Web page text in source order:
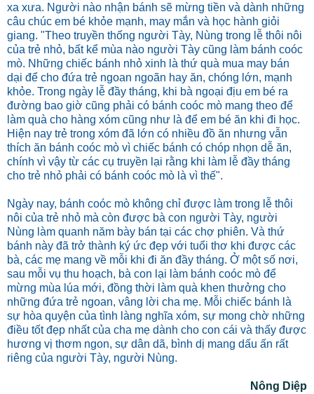
xa xưa. Người nào nhận bánh sẽ mừng tiền và dành những
câu chúc em bé khỏe mạnh, may mắn và học hành giỏi
giang. "Theo truyền thống người Tày, Nùng trong lễ thôi nôi
của trẻ nhỏ, bất kể mùa nào người Tày cũng làm bánh coóc
mò. Những chiếc bánh nhỏ xinh là thứ quà mua may bán
dại để cho đứa trẻ ngoan ngoãn hay ăn, chóng lớn, mạnh
khỏe. Trong ngày lễ đầy tháng, khi bà ngoại địu em bé ra
đường bao giờ cũng phải có bánh coóc mò mang theo để
làm quà cho hàng xóm cũng như là để em bé ăn khi đi học.
Hiện nay trẻ trong xóm đã lớn có nhiều đồ ăn nhưng vẫn
thích ăn bánh coóc mò vì chiếc bánh có chóp nhọn dễ ăn,
chính vì vậy từ các cụ truyền lại rằng khi làm lễ đầy tháng
cho trẻ nhỏ phải có bánh coóc mò là vì thế".
Ngày nay, bánh coóc mò không chỉ được làm trong lễ thôi
nôi của trẻ nhỏ mà còn được bà con người Tày, người
Nùng làm quanh năm bày bán tại các chợ phiên. Và thứ
bánh này đã trở thành ký ức đẹp với tuổi thơ khi được các
bà, các mẹ mang về mỗi khi đi ăn đầy tháng. Ở một số nơi,
sau mỗi vụ thu hoạch, bà con lại làm bánh coóc mò để
mừng mùa lúa mới, đồng thời làm quà khen thưởng cho
những đứa trẻ ngoan, vâng lời cha mẹ. Mỗi chiếc bánh là
sự hòa quyện của tình làng nghĩa xóm, sự mong chờ những
điều tốt đẹp nhất của cha mẹ dành cho con cái và thấy được
hương vị thơm ngon, sự dân dã, bình dị mang dấu ấn rất
riêng của người Tày, người Nùng.
Nông Diệp